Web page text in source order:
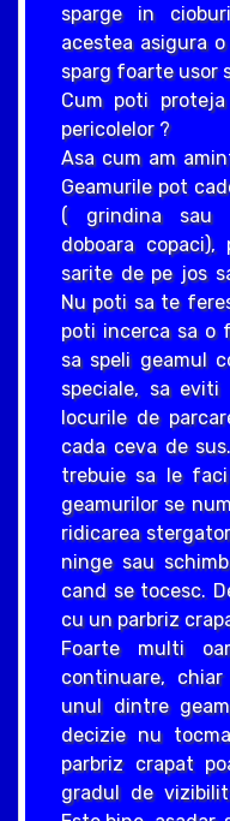
sparge in
acestea asigura
sparg foarte usor
Cum poti
pericolelor ?
Asa cum am
Geamurile pot
( grindina sau
doboara
sarite de pe jos
Nu poti sa te
poti incerca sa o
sa speli geamul
speciale, sa
locurile de
cada ceva de
trebuie sa le
geamurilor se
ridicarea
ninge sau
cand se tocesc.
cu un parbriz
Foarte multi
continuare,
unul dintre
decizie nu
parbriz crapat
gradul de